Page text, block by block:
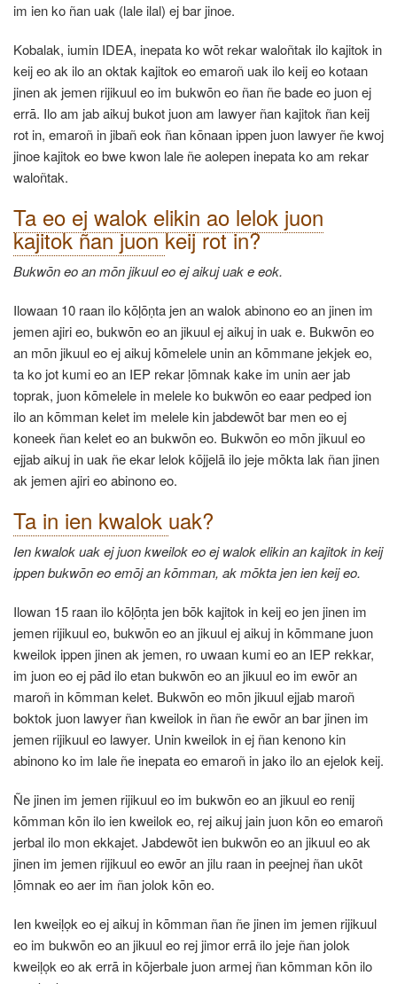
im ien ko ñan uak (lale ilal) ej bar jinoe.
Kobalak, iumin IDEA, inepata ko wōt rekar waloñtak ilo kajitok in
keij eo ak ilo an oktak kajitok eo emaroñ uak ilo keij eo kotaan
jinen ak jemen rijikuul eo im bukwōn eo ñan ñe bade eo juon ej
errā. Ilo am jab aikuj bukot juon am lawyer ñan kajitok ñan keij
rot in, emaroñ in jibañ eok ñan kōnaan ippen juon lawyer ñe kwoj
jinoe kajitok eo bwe kwon lale ñe aolepen inepata ko am rekar
waloñtak.
Ta eo ej walok elikin ao lelok juon
kajitok ñan juonkeij rot in?
Bukwōn eo an mōn jikuul eo ej aikuj uak e eok.
Ilowaan 10 raan ilo kōḷōṇta jen an walok abinono eo an jinen im
jemen ajiri eo, bukwōn eo an jikuul ej aikuj in uak e. Bukwōn eo
an mōn jikuul eo ej aikuj kōmelele unin an kōmmane jekjek eo,
ta ko jot kumi eo an IEP rekar ḷōmnak kake im unin aer jab
toprak, juon kōmelele in melele ko bukwōn eo eaar pedped ion
ilo an kōmman kelet im melele kin jabdewōt bar men eo ej
koneek ñan kelet eo an bukwōn eo. Bukwōn eo mōn jikuul eo
ejjab aikuj in uak ñe ekar lelok kōjjelā ilo jeje mōkta lak ñan jinen
ak jemen ajiri eo abinono eo.
Ta in ien kwalok uak?
Ien kwalok uak ej juon kweilok eo ej walok elikin an kajitok in keij
ippen bukwōn eo emōj an kōmman, ak mōkta jen ien keij eo.
Ilowan 15 raan ilo kōḷōṇta jen bōk kajitok in keij eo jen jinen im
jemen rijikuul eo, bukwōn eo an jikuul ej aikuj in kōmmane juon
kweilok ippen jinen ak jemen, ro uwaan kumi eo an IEP rekkar,
im juon eo ej pād ilo etan bukwōn eo an jikuul eo im ewōr an
maroñ in kōmman kelet. Bukwōn eo mōn jikuul ejjab maroñ
boktok juon lawyer ñan kweilok in ñan ñe ewōr an bar jinen im
jemen rijikuul eo lawyer. Unin kweilok in ej ñan kenono kin
abinono ko im lale ñe inepata eo emaroñ in jako ilo an ejelok keij.
Ñe jinen im jemen rijikuul eo im bukwōn eo an jikuul eo renij
kōmman kōn ilo ien kweilok eo, rej aikuj jain juon kōn eo emaroñ
jerbal ilo mon ekkajet. Jabdewōt ien bukwōn eo an jikuul eo ak
jinen im jemen rijikuul eo ewōr an jilu raan in peejnej ñan ukōt
ḷōmnak eo aer im ñan jolok kōn eo.
Ien kweiḷọk eo ej aikuj in kōmman ñan ñe jinen im jemen rijikuul
eo im bukwōn eo an jikuul eo rej jimor errā ilo jeje ñan jolok
kweiḷọk eo ak errā in kōjerbale juon armej ñan kōmman kōn ilo